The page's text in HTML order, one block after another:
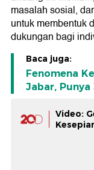
masalah sosial,
untuk membentuk
dukungan bagi
Baca juga:
Fenomena
Jabar,
Video: